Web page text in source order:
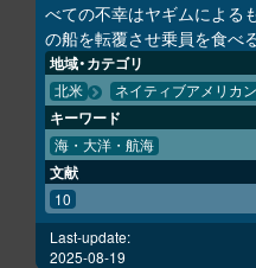
べての不幸はヤギムによる
の船を転覆させ乗員を食べ
地域・カテゴリ
北米 ネイティブアメリカン
キーワード
海・大洋・航海
文献
10
Last-update:
2025-08-19